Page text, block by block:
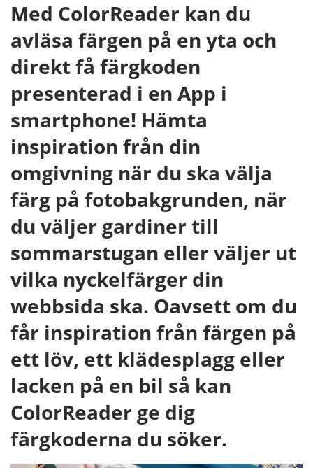
Med ColorReader kan du
avläsa färgen på en yta och
direkt få färgkoden
presenterad i en App i
smartphone! Hämta
inspiration från din
omgivning när du ska välja
färg på fotobakgrunden, när
du väljer gardiner till
sommarstugan eller väljer ut
vilka nyckelfärger din
webbsida ska. Oavsett om du
får inspiration från färgen på
ett löv, ett klädesplagg eller
lacken på en bil så kan
ColorReader ge dig
färgkoderna du söker.